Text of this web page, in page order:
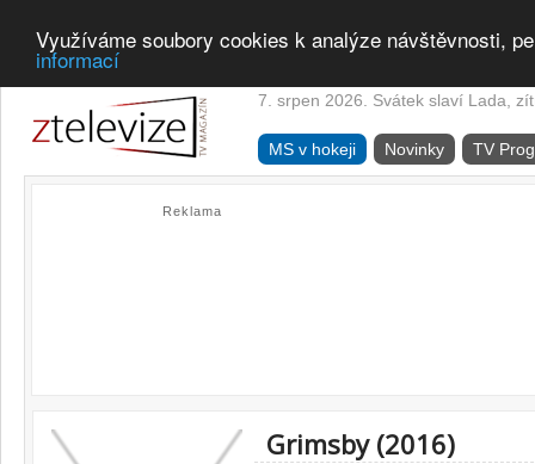
Využíváme soubory cookies k analýze návštěvnosti,
informací
7. srpen 2026. Svátek slaví Lada,
MS v hokeji Novinky TV
Reklama
Grimsby (2016)